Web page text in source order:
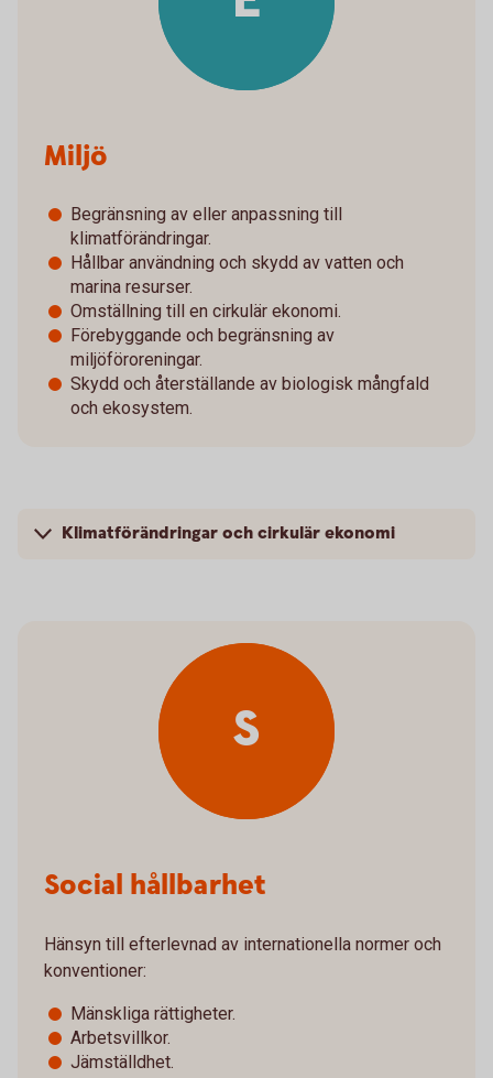
Miljö
Begränsning av eller anpassning till
klimatförändringar.
Hållbar användning och skydd av vatten och
marina resurser.
Omställning till en cirkulär ekonomi.
Förebyggande och begränsning av
miljöföroreningar.
Skydd och återställande av biologisk mångfald
och ekosystem.
Klimatförändringar och cirkulär ekonomi
S
Social hållbarhet
Hänsyn till efterlevnad av internationella normer och
konventioner:
Mänskliga rättigheter.
Arbetsvillkor.
Jämställdhet.